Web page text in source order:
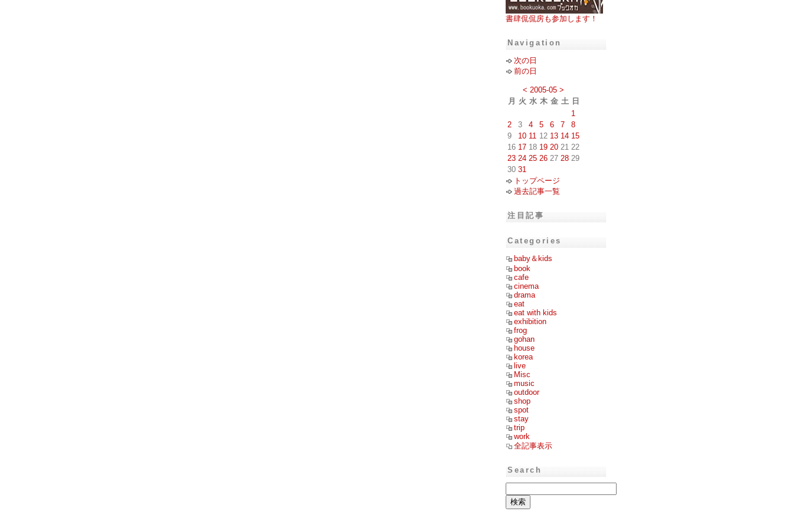
書肆侃侃房も参加します！
Navigation
次の日
前の日
< 2005-05 >
月
火 水 木 金 土 日
1
2
3 4 5 6 7
8
9
10 11 12 13 14 15
16 17 18 19 20 21 22
23 24 25 26 27 28 29
30 31
トップページ
過去記事一覧
注目記事
Categories
baby＆kids
book
cafe
cinema
drama
eat
eat with kids
exhibition
frog
gohan
house
korea
live
Misc
music
outdoor
shop
spot
stay
trip
work
全記事表示
Search